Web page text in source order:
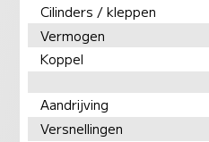
Cilinders / kleppen
Vermogen
Koppel
Aandrijving
Versnellingen